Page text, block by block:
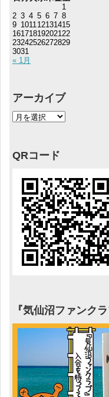
« 1月
1
2 3 4 5 6 7 8
9 1011 12131415
161718192021 22
23242526272829
3031
アーカイブ
QRコード
『気仙沼ファンク